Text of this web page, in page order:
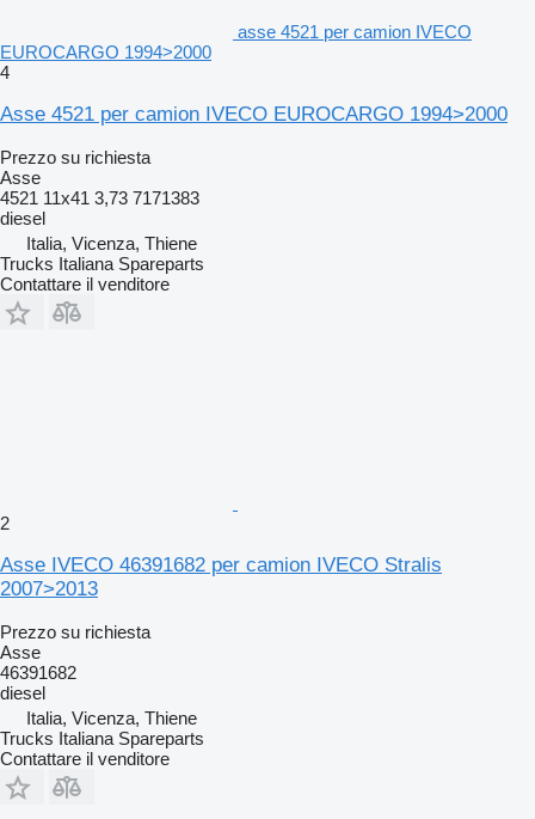
asse 4521 per camion IVECO
EUROCARGO 1994>2000
4
Asse 4521 per camion IVECO EUROCARGO 1994>2000
Prezzo su richiesta
Asse
4521 11x41 3,73 7171383
diesel
Italia, Vicenza, Thiene
Trucks Italiana Spareparts
Contattare il venditore
2
Asse IVECO 46391682 per camion IVECO Stralis
2007>2013
Prezzo su richiesta
Asse
46391682
diesel
Italia, Vicenza, Thiene
Trucks Italiana Spareparts
Contattare il venditore